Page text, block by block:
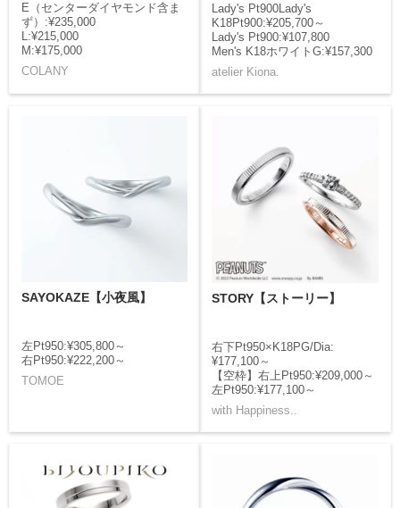
E（センターダイヤモンド含ま
ず）:¥235,000
L:¥215,000
M:¥175,000
COLANY
Lady's Pt900Lady's
K18Pt900:¥205,700～
Lady's Pt900:¥107,800
Men's K18ホワイトG:¥157,300
atelier Kiona.
SAYOKAZE【小夜風】
左Pt950:¥305,800～
右Pt950:¥222,200～
TOMOE
STORY【ストーリー】
右下Pt950×K18PG/Dia:
¥177,100～
【空枠】右上Pt950:¥209,000～
左Pt950:¥177,100～
with Happiness..